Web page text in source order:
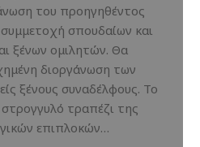
του προηγηθέντος
σπουδαίων και
ξένων ομιλητών. Θα
διοργάνωση των
ξένους συναδέλφους. Το
τραπέζι της
επιπλοκών…